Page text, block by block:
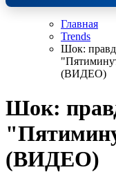
Главная
Trends
Шок:
(ВИДЕО)
Шок:
(ВИДЕО)